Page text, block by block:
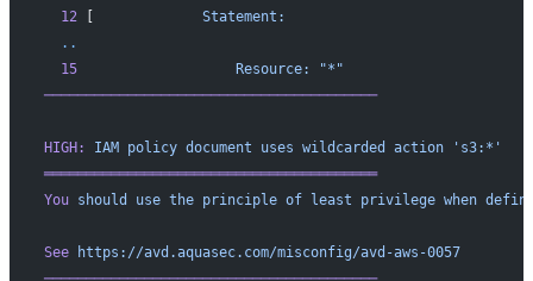
  12
[ Statement:
  ..
  15
                   Resource:
"*"
────────────────────────────────────────
HIGH: IAM policy document uses wildcarded action 's3:*'
════════════════════════════════════════
You should use the principle of least privilege when
See https://avd.aquasec.com/misconfig/avd-aws-0057